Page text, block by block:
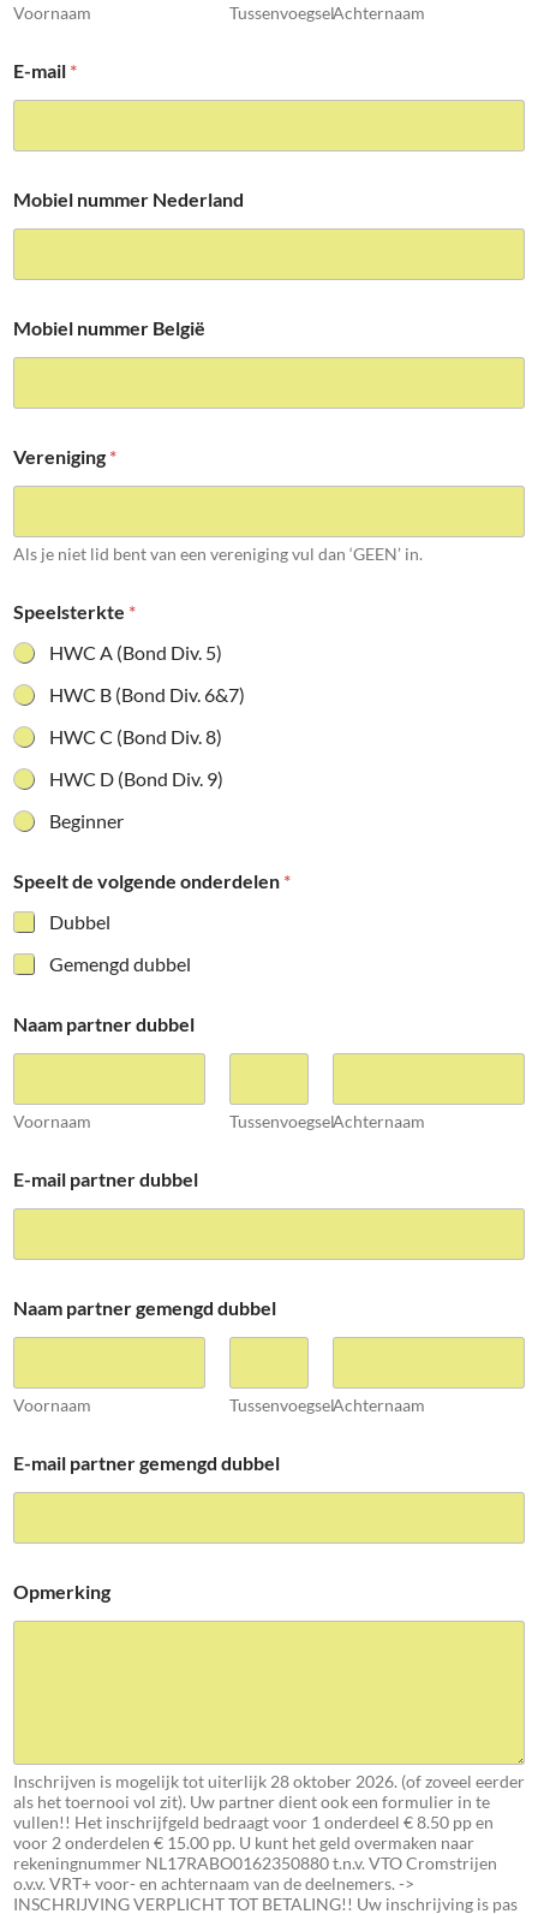
Voornaam TussenvoegselAchternaam
E-mail *
Mobiel nummer Nederland
Mobiel nummer België
Vereniging *
Als je niet lid bent van een vereniging vul dan ‘GEEN’ in.
Speelsterkte *
HWC A (Bond Div. 5)
HWC B (Bond Div. 6&7)
HWC C (Bond Div. 8)
HWC D (Bond Div. 9)
Beginner
Speelt de volgende onderdelen *
Dubbel
Gemengd dubbel
Naam partner dubbel
Voornaam TussenvoegselAchternaam
E-mail partner dubbel
Naam partner gemengd dubbel
Voornaam TussenvoegselAchternaam
E-mail partner gemengd dubbel
Opmerking
Inschrijven is mogelijk tot uiterlijk 28 oktober 2026. (of zoveel eerder
als het toernooi vol zit). Uw partner dient ook een formulier in te
vullen!! Het inschrijfgeld bedraagt voor 1 onderdeel € 8.50 pp en
voor 2 onderdelen € 15.00 pp. U kunt het geld overmaken naar
rekeningnummer NL17RABO0162350880 t.n.v. VTO Cromstrijen
o.v.v. VRT+ voor- en achternaam van de deelnemers. ->
INSCHRIJVING VERPLICHT TOT BETALING!! Uw inschrijving is pas